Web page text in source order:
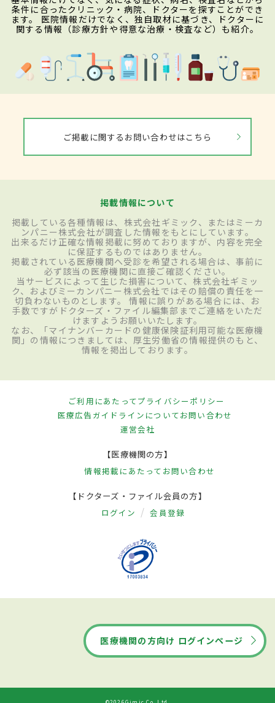
条件に合ったクリニック・病院、ドクターを探すことができ
ます。 医院情報だけでなく、独自取材に基づき、ドクターに
関する情報（診療方針や得意な治療・検査など）も紹介。
ご掲載に関するお問い合わせはこちら
掲載情報について
掲載している各種情報は、株式会社ギミック、またはミーカ
ンパニー株式会社が調査した情報をもとにしています。
出来るだけ正確な情報掲載に努めておりますが、内容を完全
に保証するものではありません。
掲載されている医療機関へ受診を希望される場合は、事前に
必ず該当の医療機関に直接ご確認ください。
当サービスによって生じた損害について、株式会社ギミッ
ク、およびミーカンパニー株式会社ではその賠償の責任を一
切負わないものとします。 情報に誤りがある場合には、お
手数ですがドクターズ・ファイル編集部までご連絡をいただ
けますようお願いいたします。
なお、「マイナンバーカードの健康保険証利用可能な医療機
関」の情報につきましては、厚生労働省の情報提供のもと、
情報を掲出しております。
ご利用にあたってプライバシーポリシー
医療広告ガイドラインについてお問い合わせ
運営会社
【医療機関の方】
情報掲載にあたって お問い合わせ
【ドクターズ・ファイル会員の方】
ログイン 会員登録
医療機関の方向け ログインページ